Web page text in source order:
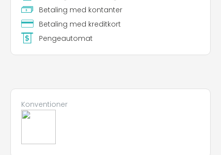
Betaling med kontanter
Betaling med kreditkort
Pengeautomat
Konventioner